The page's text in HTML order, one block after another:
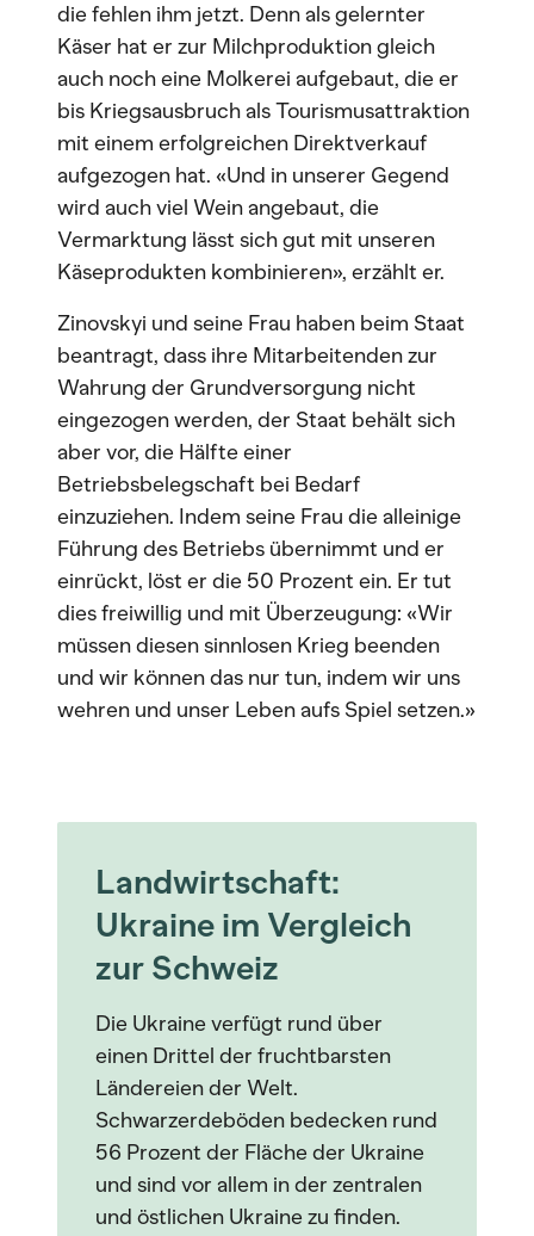
die fehlen ihm jetzt. Denn als gelernter
Käser hat er zur Milchproduktion gleich
auch noch eine Molkerei aufgebaut, die er
bis Kriegsausbruch als Tourismusattraktion
mit einem erfolgreichen Direktverkauf
aufgezogen hat. «Und in unserer Gegend
wird auch viel Wein angebaut, die
Vermarktung lässt sich gut mit unseren
Käseprodukten kombinieren», erzählt er.
Zinovskyi und seine Frau haben beim Staat
beantragt, dass ihre Mitarbeitenden zur
Wahrung der Grundversorgung nicht
eingezogen werden, der Staat behält sich
aber vor, die Hälfte einer
Betriebsbelegschaft bei Bedarf
einzuziehen. Indem seine Frau die alleinige
Führung des Betriebs übernimmt und er
einrückt, löst er die 50 Prozent ein. Er tut
dies freiwillig und mit Überzeugung: «Wir
müssen diesen sinnlosen Krieg beenden
und wir können das nur tun, indem wir uns
wehren und unser Leben aufs Spiel setzen.»
Landwirtschaft:
Ukraine im Vergleich
zur Schweiz
Die Ukraine verfügt rund über
einen Drittel der fruchtbarsten
Ländereien der Welt.
Schwarzerdeböden bedecken rund
56 Prozent der Fläche der Ukraine
und sind vor allem in der zentralen
und östlichen Ukraine zu finden.